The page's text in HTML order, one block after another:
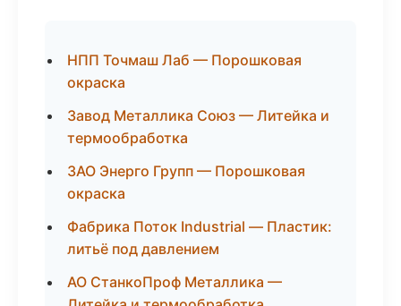
НПП Точмаш Лаб — Порошковая
окраска
Завод Металлика Союз — Литейка и
термообработка
ЗАО Энерго Групп — Порошковая
окраска
Фабрика Поток Industrial — Пластик:
литьё под давлением
АО СтанкоПроф Металлика —